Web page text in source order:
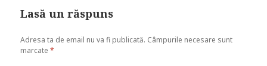
Lasă un răspuns
Adresa ta de email nu va fi publicată. Câmpurile necesare sunt
marcate*